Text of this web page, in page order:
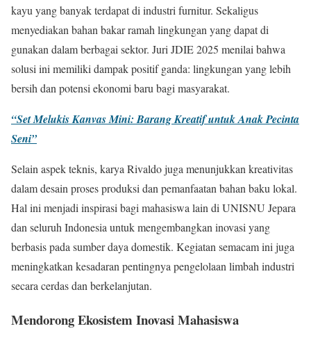
kayu yang banyak terdapat di industri furnitur. Sekaligus
menyediakan bahan bakar ramah lingkungan yang dapat di
gunakan dalam berbagai sektor. Juri JDIE 2025 menilai bahwa
solusi ini memiliki dampak positif ganda: lingkungan yang lebih
bersih dan potensi ekonomi baru bagi masyarakat.
“Set Melukis Kanvas Mini: Barang Kreatif untuk Anak Pecinta
Seni”
Selain aspek teknis, karya Rivaldo juga menunjukkan kreativitas
dalam desain proses produksi dan pemanfaatan bahan baku lokal.
Hal ini menjadi inspirasi bagi mahasiswa lain di UNISNU Jepara
dan seluruh Indonesia untuk mengembangkan inovasi yang
berbasis pada sumber daya domestik. Kegiatan semacam ini juga
meningkatkan kesadaran pentingnya pengelolaan limbah industri
secara cerdas dan berkelanjutan.
Mendorong Ekosistem Inovasi Mahasiswa